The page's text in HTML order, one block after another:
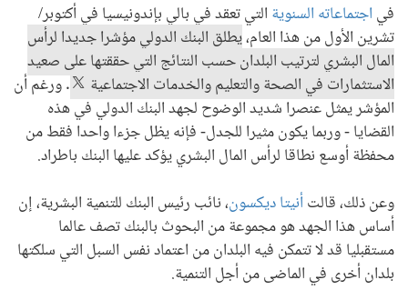
في اجتماعاته السنوية التي تعقد في بالي بإندونيسيا في أكتوبر/
تشرين الأول من هذا العام،يطلق البنك الدولي مؤشرا جديدا لرأس
المال البشري لترتيب البلدان حسب النتائج التي حققتها على صعيد
الاستثمارات في الصحة والتعليم والخدمات الاجتماعية
. ورغم أن
المؤشر يمثل عنصرا شديد الوضوح لجهد البنك الدولي في هذه
القضايا - وربما يكون مثيرا للجدل- فإنه يظل جزءا واحدا فقط من
محفظة أوسع نطاقا لرأس المال البشري يؤكد عليها البنك باطراد.
وعن ذلك، قالت أنيتا ديكسون، نائب رئيس البنك للتنمية البشرية، إن
أساس هذا الجهد هو مجموعة من البحوث بالبنك تصف عالما
مستقبليا قد لا تتمكن فيه البلدان من اعتماد نفس السبل التي سلكتها
بلدان أخرى في الماضى من أجل التنمية.